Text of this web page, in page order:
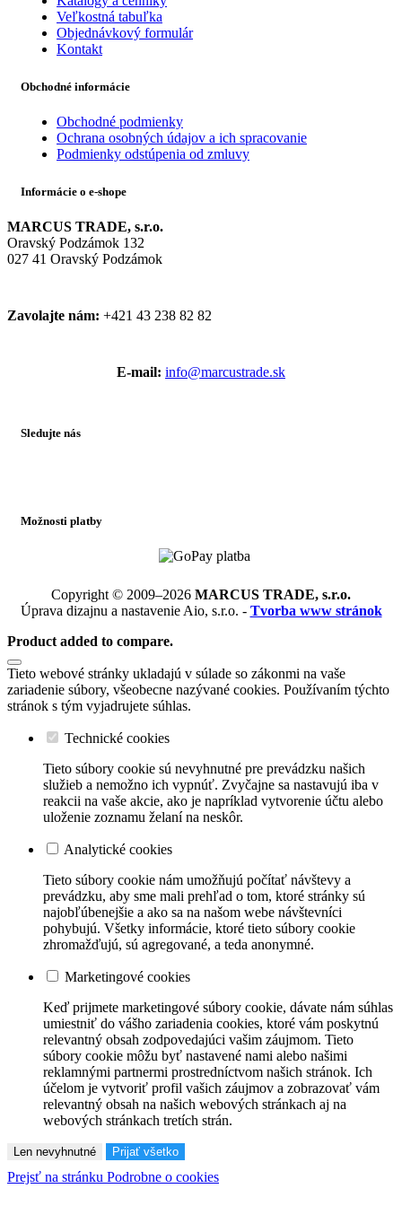
Veľkostná tabuľka
Objednávkový formulár
Kontakt
Obchodné informácie
Obchodné podmienky
Ochrana osobných údajov a ich spracovanie
Podmienky odstúpenia od zmluvy
Informácie o e-shope
MARCUS TRADE, s.r.o.
Oravský Podzámok 132
027 41 Oravský Podzámok
Zavolajte nám: +421 43 238 82 82
E-mail: info@marcustrade.sk
Sledujte nás
Možnosti platby
Copyright © 2009–2026 MARCUS TRADE, s.r.o.
Úprava dizajnu a nastavenie Aio, s.r.o. - Tvorba www stránok
Product added to compare.
Tieto webové stránky ukladajú v súlade so zákonmi na vaše
zariadenie súbory, všeobecne nazývané cookies. Používaním týchto
stránok s tým vyjadrujete súhlas.
Technické cookies
Tieto súbory cookie sú nevyhnutné pre prevádzku našich
služieb a nemožno ich vypnúť. Zvyčajne sa nastavujú iba v
reakcii na vaše akcie, ako je napríklad vytvorenie účtu alebo
uloženie zoznamu želaní na neskôr.
Analytické cookies
Tieto súbory cookie nám umožňujú počítať návštevy a
prevádzku, aby sme mali prehľad o tom, ktoré stránky sú
najobľúbenejšie a ako sa na našom webe návštevníci
pohybujú. Všetky informácie, ktoré tieto súbory cookie
zhromažďujú, sú agregované, a teda anonymné.
Marketingové cookies
Keď prijmete marketingové súbory cookie, dávate nám súhlas
umiestniť do vášho zariadenia cookies, ktoré vám poskytnú
relevantný obsah zodpovedajúci vašim záujmom. Tieto
súbory cookie môžu byť nastavené nami alebo našimi
reklamnými partnermi prostredníctvom našich stránok. Ich
účelom je vytvoriť profil vašich záujmov a zobrazovať vám
relevantný obsah na našich webových stránkach aj na
webových stránkach tretích strán.
Len nevyhnutné Prijať všetko
Prejsť na stránku Podrobne o cookies